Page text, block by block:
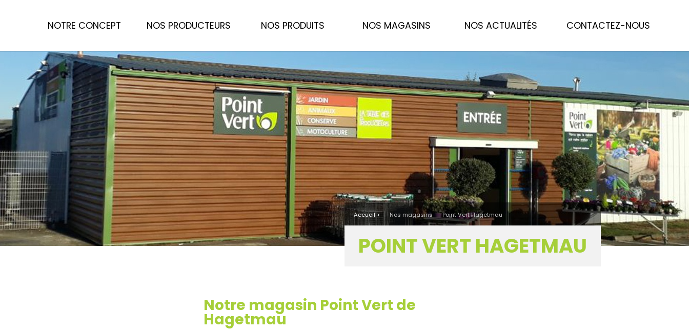
NOTRE CONCEPT NOS PRODUCTEURS NOS PRODUITS NOS MAGASINS NOS ACTUALITÉS CONTACTEZ-NOUS
Accueil > Nos magasins Point Vert Hagetmau
POINT VERT HAGETMAU
Notre magasin Point Vert de
Hagetmau